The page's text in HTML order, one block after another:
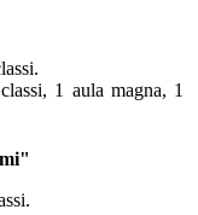
1 aula magna, 1